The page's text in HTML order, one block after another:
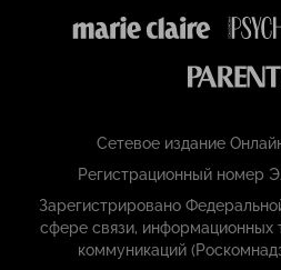
Сетевое издание
Регистрационный номер
Зарегистрировано
сфере связи, информационных
коммуникаций